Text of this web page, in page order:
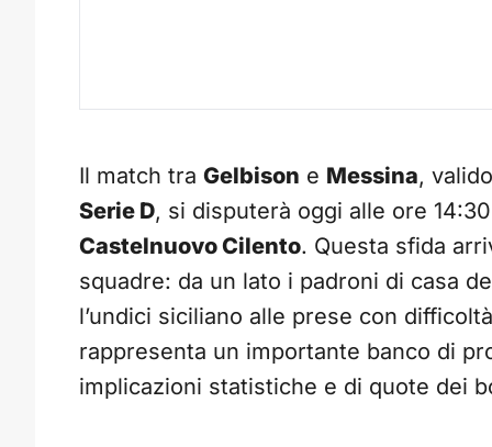
Il match tra Gelbison e Messina,
Serie D, si disputerà oggi alle ore
Castelnuovo Cilento. Questa sfida
squadre: da un lato i padroni di casa
l’undici siciliano alle prese con
rappresenta un importante banco di
implicazioni statistiche e di quote dei